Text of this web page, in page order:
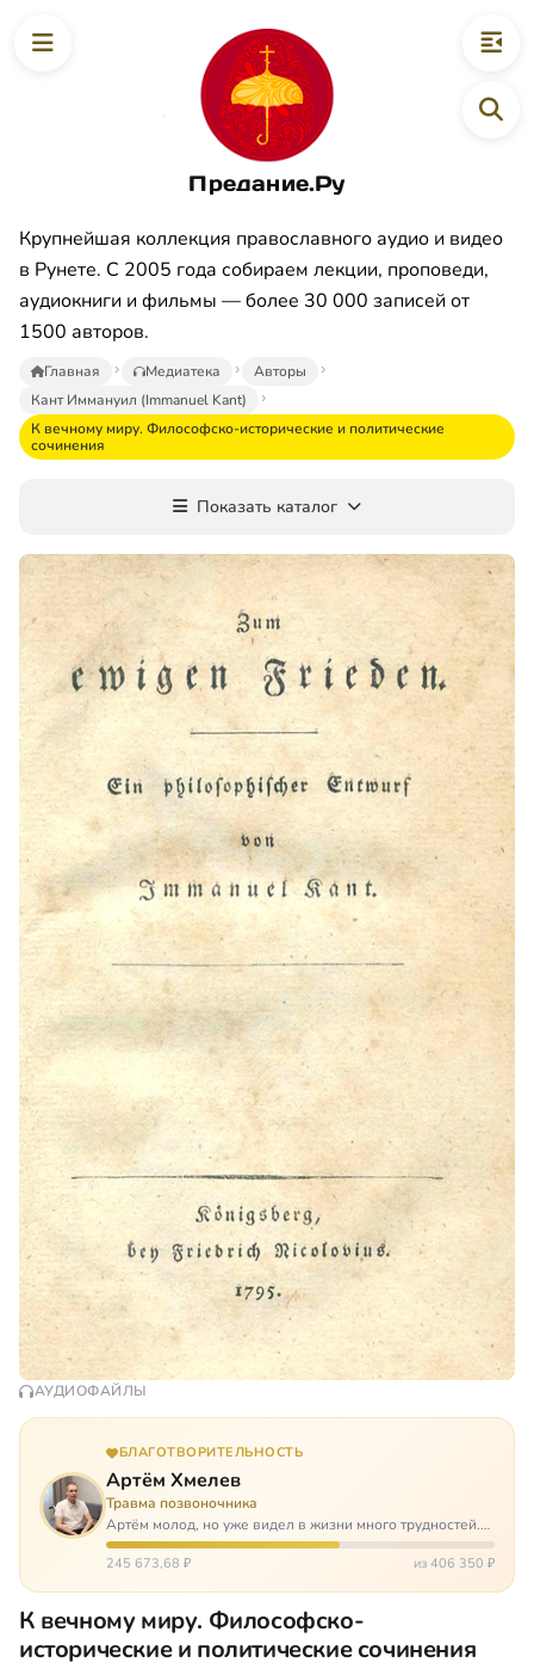
Предание.Ру
Крупнейшая коллекция православного аудио и видео
в Рунете. С 2005 года собираем лекции, проповеди,
аудиокниги и фильмы — более 30 000 записей от
1500 авторов.
Главная Медиатека
Авторы
Кант Иммануил (Immanuel Kant)
К вечному миру. Философско-исторические и политические
сочинения
Показать каталог
АУДИОФАЙЛЫ
БЛАГОТВОРИТЕЛЬНОСТЬ
Артём Хмелев
Травма позвоночника
Артём молод, но уже видел в жизни много трудностей.
Он сирота, привык заботится о себе сам, но, когда
случилось несчастье, и он был парализован – остался на
245 673,68 ₽ из 406 350 ₽
К вечному миру. Философско-
исторические и политические сочинения